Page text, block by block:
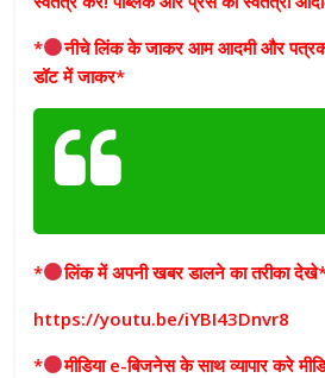
*
नीचे लिंक के जाकर आम आदमी और
डॉट में जाकर*
*
लिंक में अपनी खबर डालने का तरीका
https://youtu.be/iYBI43Dnvr8
*
मीडिया e-बिजनेस के साथ व्यापार करे